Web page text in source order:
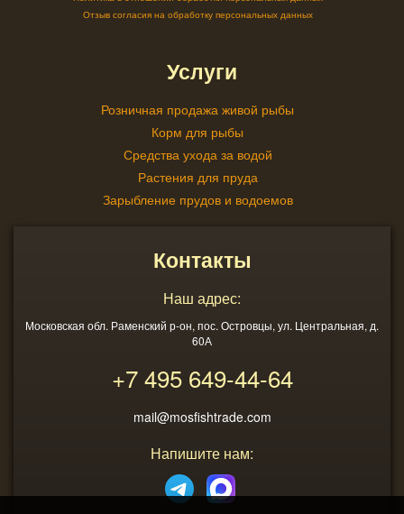
Отзыв согласия на обработку персональных данных
Услуги
Розничная продажа живой рыбы
Корм для рыбы
Средства ухода за водой
Растения для пруда
Зарыбление прудов и водоемов
Контакты
Наш адрес:
Московская обл. Раменский р-он, пос. Островцы, ул. Центральная, д.
60А
+7 495649-44-64
mail@mosfishtrade.com
Напишите нам: